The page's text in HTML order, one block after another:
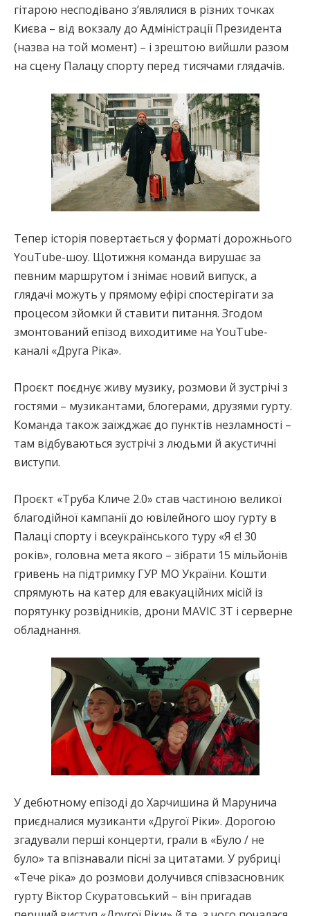
гітарою несподівано з’являлися в різних точках
Києва – від вокзалу до Адміністрації Президента
(назва на той момент) – і зрештою вийшли разом
на сцену Палацу спорту перед тисячами глядачів.
Тепер історія повертається у форматі дорожнього
YouTube-шоу. Щотижня команда вирушає за
певним маршрутом і знімає новий випуск, а
глядачі можуть у прямому ефірі спостерігати за
процесом зйомки й ставити питання. Згодом
змонтований епізод виходитиме на YouTube-
каналі «Друга Ріка».
Проєкт поєднує живу музику, розмови й зустрічі з
гостями – музикантами, блогерами, друзями гурту.
Команда також заїжджає до пунктів незламності –
там відбуваються зустрічі з людьми й акустичні
виступи.
Проєкт «Труба Кличе 2.0» став частиною великої
благодійної кампанії до ювілейного шоу гурту в
Палаці спорту і всеукраїнського туру «Я є! 30
років», головна мета якого – зібрати 15 мільйонів
гривень на підтримку ГУР МО України. Кошти
спрямують на катер для евакуаційних місій із
порятунку розвідників, дрони MAVIC 3T і серверне
обладнання.
У дебютному епізоді до Харчишина й Марунича
приєдналися музиканти «Другої Ріки». Дорогою
згадували перші концерти, грали в «Було / не
було» та впізнавали пісні за цитатами. У рубриці
«Тече ріка» до розмови долучився співзасновник
гурту Віктор Скуратовський – він пригадав